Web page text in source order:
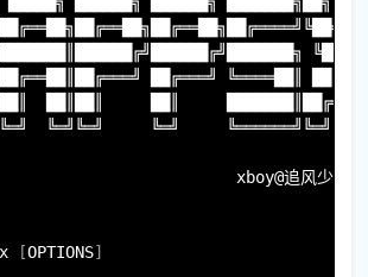
██╔═══╝ ╚════██║
██║██║     ██║     ███████║██╔╝
╚═╝  ╚═╝╚═╝
xboy@追风少年
[OPTIONS]